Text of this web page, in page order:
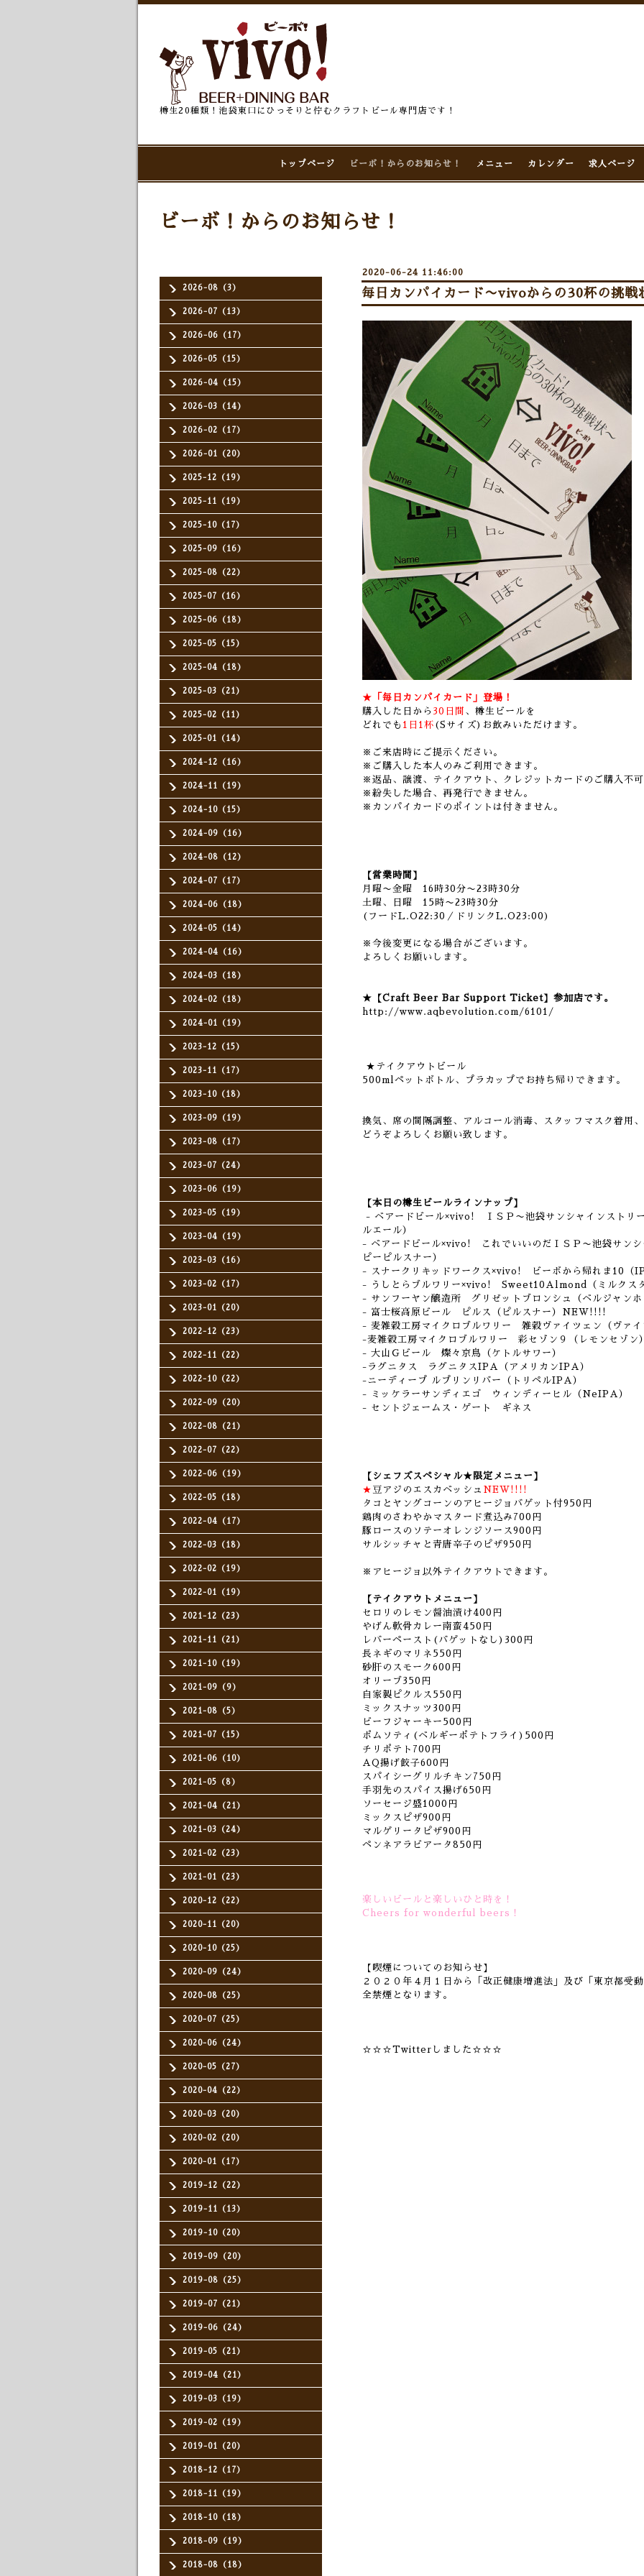
樽生20種類！池袋東口にひっそりと佇むクラフトビール専門店です！
トップページ ビーボ！からのお知らせ！ メニュー カレンダー 求人ページ
2026-08（3）
2026-07（13）
2026-06（17）
2026-05（15）
2026-04（15）
2026-03（14）
2026-02（17）
2026-01（20）
2025-12（19）
2025-11（19）
2025-10（17）
2025-09（16）
2025-08（22）
2025-07（16）
2025-06（18）
2025-05（15）
2025-04（18）
2025-03（21）
2025-02（11）
2025-01（14）
2024-12（16）
2024-11（19）
2024-10（15）
2024-09（16）
2024-08（12）
2024-07（17）
2024-06（18）
2024-05（14）
2024-04（16）
2024-03（18）
2024-02（18）
2024-01（19）
2023-12（15）
2023-11（17）
2023-10（18）
2023-09（19）
2023-08（17）
2023-07（24）
2023-06（19）
2023-05（19）
2023-04（19）
2023-03（16）
2023-02（17）
2023-01（20）
2022-12（23）
2022-11（22）
2022-10（22）
2022-09（20）
2022-08（21）
2022-07（22）
2022-06（19）
2022-05（18）
2022-04（17）
2022-03（18）
2022-02（19）
2022-01（19）
2021-12（23）
2021-11（21）
2021-10（19）
2021-09（9）
2021-08（5）
2021-07（15）
2021-06（10）
2021-05（8）
2021-04（21）
2021-03（24）
2021-02（23）
2021-01（23）
2020-12（22）
2020-11（20）
2020-10（25）
2020-09（24）
2020-08（25）
2020-07（25）
2020-06（24）
2020-05（27）
2020-04（22）
2020-03（20）
2020-02（20）
2020-01（17）
2019-12（22）
2019-11（13）
2019-10（20）
2019-09（20）
2019-08（25）
2019-07（21）
2019-06（24）
2019-05（21）
2019-04（21）
2019-03（19）
2019-02（19）
2019-01（20）
2018-12（17）
2018-11（19）
2018-10（18）
2018-09（19）
2018-08（18）
ビーボ！からのお知らせ！
2020-06-24 11:46:00
毎日カンパイカード〜vivoからの30杯の挑戦
★「毎日カンパイカード」登場！
購入した日から 30日間 、樽生ビールを
どれでも 1日1杯 (Sサイズ)お飲みいただけます。
※ご来店時にご提示ください。
※ご購入した本人のみご利用できます。
※返品、譲渡、テイクアウト、クレジットカードのご購入不
※紛失した場合、再発行できません。
※カンパイカードのポイントは付きません。
【営業時間】
月曜〜金曜 16時30分〜23時30分
土曜、日曜 15時〜23時30分
(フードL.O22:30／ドリンクL.O23:00)
※今後変更になる場合がございます。
よろしくお願いします。
★【Craft Beer Bar Support Ticket】参加店です。
http://www.aqbevolution.com/6101/
★テイクアウトビール
500mlペットボトル、プラカップでお持ち帰りできます。
換気、席の間隔調整、アルコール消毒、スタッフマスク着用
どうぞよろしくお願い致します。
【本日の樽生ビールラインナップ】
- ベアードビール×vivo! ＩＳＰ〜池袋サンシャインストリ
ルエール）
- ベアードビール×vivo! これでいいのだＩＳＰ〜池袋サンシ
ピーピルスナー）
- スナークリキッドワークス×vivo! ビーボから帰れま10（
- うしとらブルワリー×vivo! Sweet10Almond（ミルクス
- サンフーヤン醸造所 グリゼットブロンシュ（ベルジャンホ
- 富士桜高原ビール ピルス（ピルスナー）NEW!!!!
- 麦雑穀工房マイクロブルワリー 雑穀ヴァイツェン（ヴァイ
-麦雑穀工房マイクロブルワリー 彩セゾン９（レモンセゾン
- 大山Ｇビール 燦々京鳥（ケトルサワー）
-ラグニタス ラグニタスIPA（アメリカンIPA）
-ニーディープ ルプリンリバー（トリペルIPA）
- ミッケラーサンディエゴ ウィンディーヒル（NeIPA）
- セントジェームス・ゲート ギネス
【シェフズスペシャル★限定メニュー】
★ 豆アジのエスカベッシュ NEW!!!!
タコとヤングコーンのアヒージョバゲット付950円
鶏肉のさわやかマスタード煮込み700円
豚ロースのソテーオレンジソース900円
サルシッチャと青唐辛子のピザ950円
※アヒージョ以外テイクアウトできます。
【テイクアウトメニュー】
セロリのレモン醤油漬け400円
やげん軟骨カレー南蛮450円
レバーペースト(バゲットなし)300円
長ネギのマリネ550円
砂肝のスモーク600円
オリーブ350円
自家製ピクルス550円
ミックスナッツ300円
ビーフジャーキー500円
ポムソティ(ベルギーポテトフライ)500円
チリポテト700円
AQ揚げ餃子600円
スパイシーグリルチキン750円
手羽先のスパイス揚げ650円
ソーセージ盛1000円
ミックスピザ900円
マルゲリータピザ900円
ペンネアラビアータ850円
楽しいビールと楽しいひと時を！
Cheers for wonderful beers！
【喫煙についてのお知らせ】
２０２０年４月１日から「改正健康増進法」及び「東京都受
全禁煙となります。
☆☆☆Twitterしました☆☆☆